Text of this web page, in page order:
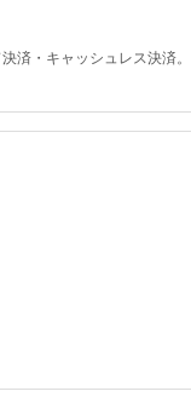
済・キャッシュレス決済